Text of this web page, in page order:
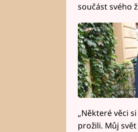
součást svého
„Některé věci
prožili. Můj